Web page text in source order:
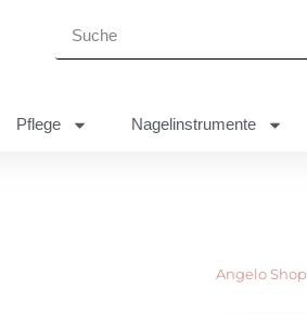
Pflege Nagelinstrumente
Angelo Shop